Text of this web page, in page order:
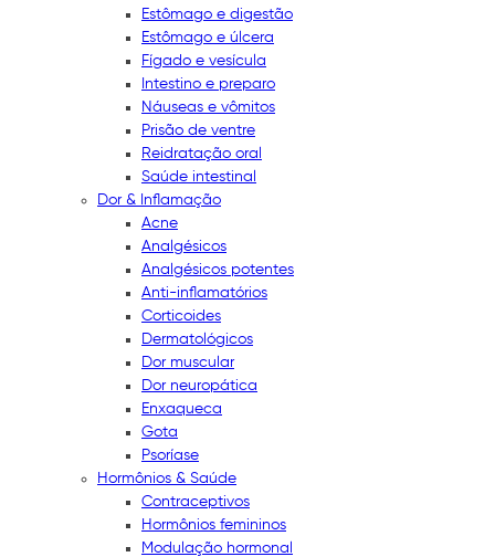
Estômago e digestão
Estômago e úlcera
Fígado e vesícula
Intestino e preparo
Náuseas e vômitos
Prisão de ventre
Reidratação oral
Saúde intestinal
Dor & Inflamação
Acne
Analgésicos
Analgésicos potentes
Anti-inflamatórios
Corticoides
Dermatológicos
Dor muscular
Dor neuropática
Enxaqueca
Gota
Psoríase
Hormônios & Saúde
Contraceptivos
Hormônios femininos
Modulação hormonal